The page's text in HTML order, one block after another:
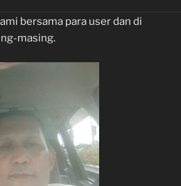
bersama para user dan di
masing.